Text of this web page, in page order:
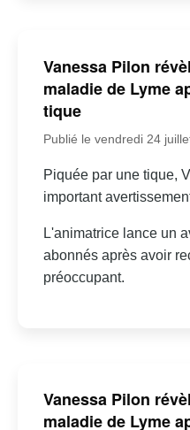
Vanessa Pilon
maladie de Lyme
tique
Publié le vendredi 24
Piquée par une tique,
important
L'animatrice lance un
abonnés après avoir
préoccupant.
Vanessa Pilon
maladie de Lyme